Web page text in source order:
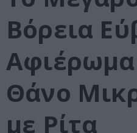
Βόρεια
Θάνο
με Ρίτα